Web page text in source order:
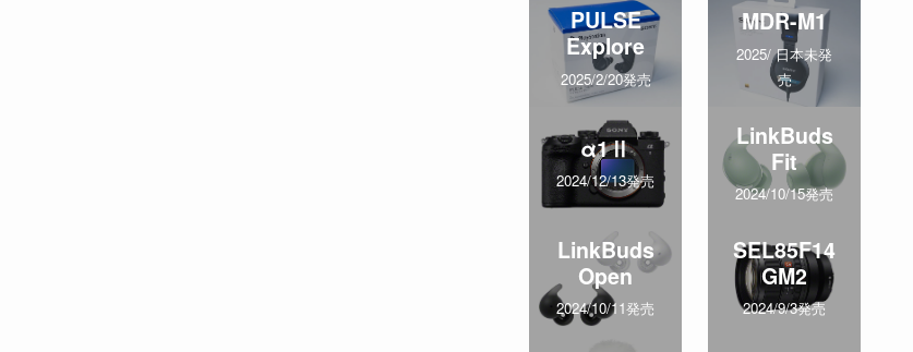
PULSE
Explore
2025/2/20発売
MDR-M1
2025/ 日本未発
売
α1Ⅱ
2024/12/13発売
LinkBuds
Fit
2024/10/15発売
LinkBuds
Open
2024/10/11発売
SEL85F14
GM2
2024/9/3発売